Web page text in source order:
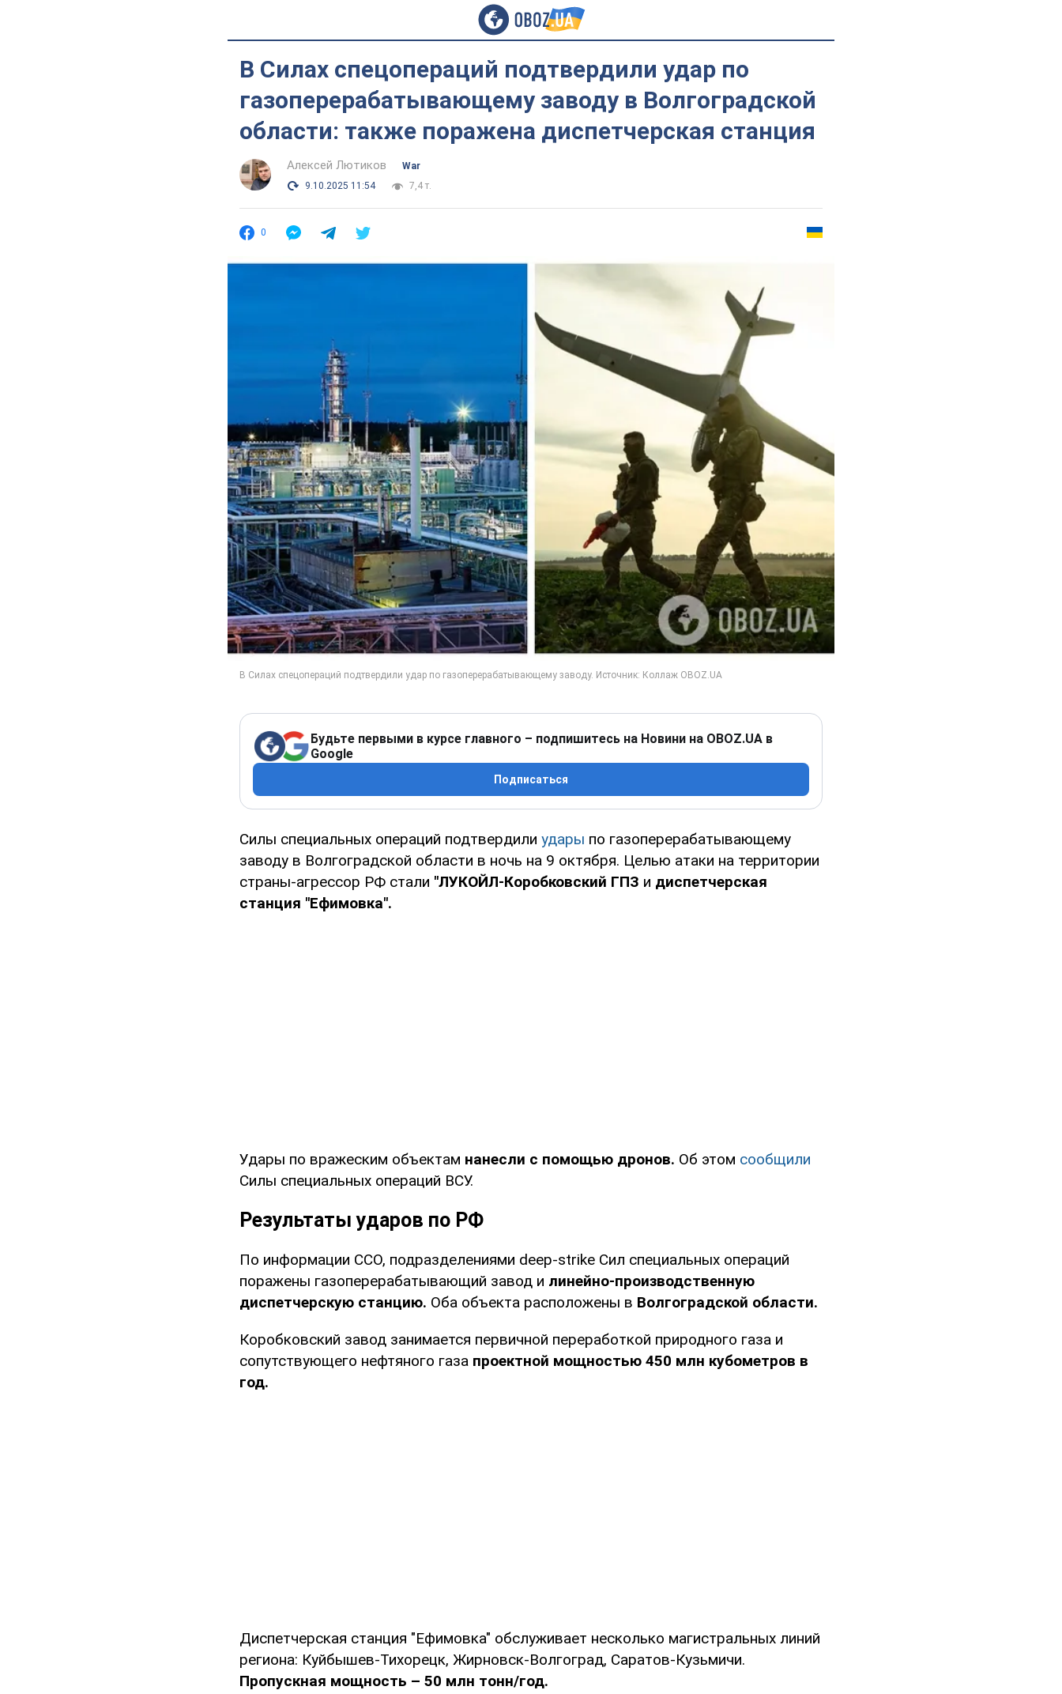
В Силах спецопераций подтвердили удар по
газоперерабатывающему заводу в Волгоградской
области: также поражена диспетчерская станция
Алексей Лютиков
War
9.10.2025 11:54
7,4 т.
0
Будьте первыми в курсе главного – подпишитесь на Новини на OBOZ.UA в
Google
Подписаться
Силы специальных операций подтвердили удары по газоперерабатывающему
заводу в Волгоградской области в ночь на 9 октября. Целью атаки на территории
страны-агрессор РФ стали "ЛУКОЙЛ-Коробковский ГПЗ и диспетчерская
станция "Ефимовка".
Удары по вражеским объектам нанесли с помощью дронов. Об этом сообщили
Силы специальных операций ВСУ.
Результаты ударов по РФ
По информации ССО, подразделениями deep-strike Сил специальных операций
поражены газоперерабатывающий завод и линейно-производственную
диспетчерскую станцию. Оба объекта расположены в Волгоградской области.
Коробковский завод занимается первичной переработкой природного газа и
сопутствующего нефтяного газа проектной мощностью 450 млн кубометров в
год.
Диспетчерская станция "Ефимовка" обслуживает несколько магистральных линий
региона: Куйбышев-Тихорецк, Жирновск-Волгоград, Саратов-Кузьмичи.
Пропускная мощность – 50 млн тонн/год.